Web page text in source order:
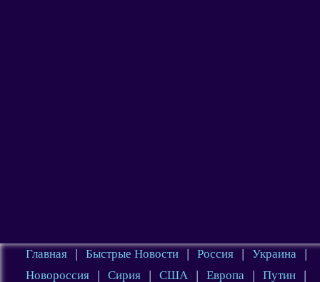
Главная | Быстрые Новости | Россия | Украина
|
Новороссия
| Сирия | США | Европа | Путин |